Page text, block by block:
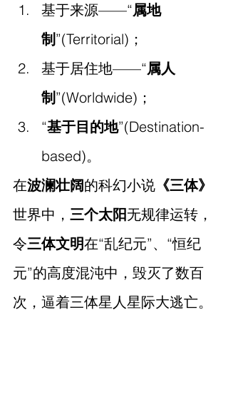
基于来源——“属地
制”(Territorial)；
基于居住地——“属人
制”(Worldwide)；
“基于目的地”(Destination-
based)。
在波澜壮阔的科幻小说 《三体》
世界中， 三个太阳无规律运转，
令三体文明在“乱纪元”、“恒纪
元”的高度混沌中，毁灭了数百
次，逼着三体星人星际大逃亡。